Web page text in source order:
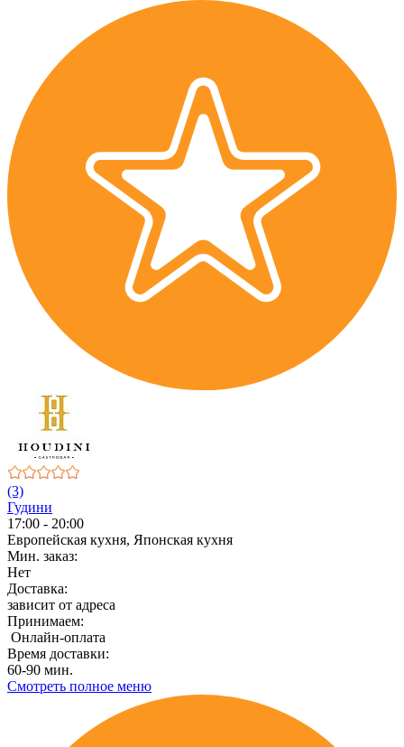
(3)
Гудини
17:00 - 20:00
Европейская кухня, Японская кухня
Мин. заказ:
Нет
Доставка:
зависит от адреса
Принимаем:
Онлайн-оплата
Время доставки:
60-90 мин.
Смотреть полное меню